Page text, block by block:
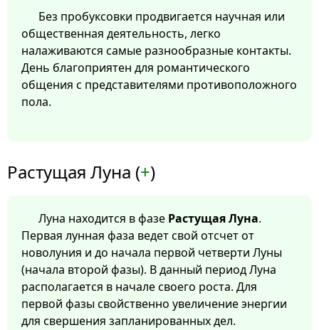
Без пробуксовки продвигается научная или
общественная деятельность, легко
налаживаются самые разнообразные контакты.
День благоприятен для романтического
общения с представителями противоположного
пола.
Растущая Луна (+)
Луна находится в фазе Растущая Луна.
Первая лунная фаза ведет свой отсчет от
новолуния и до начала первой четверти Луны
(начала второй фазы). В данный период Луна
располагается в начале своего роста. Для
первой фазы свойственно увеличение энергии
для свершения запланированных дел.